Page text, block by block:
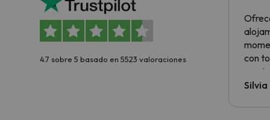
4.7 sobre 5 basado en 5523 valoraciones
con